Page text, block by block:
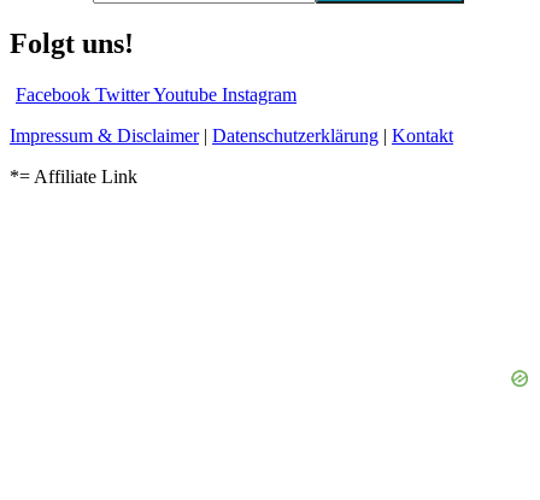
Folgt uns!
Facebook TwitterYoutube Instagram
Impressum & Disclaimer| Datenschutzerklärung | Kontakt
*= Affiliate Link